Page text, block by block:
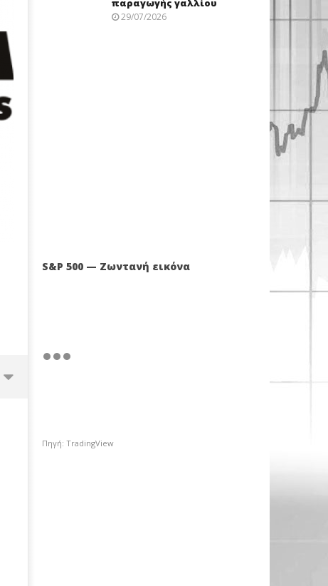
παραγωγής γαλλίου
29/07/2026
S&P 500 — Ζωντανή εικόνα
Πηγή: TradingView